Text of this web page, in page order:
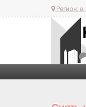
Регион: в